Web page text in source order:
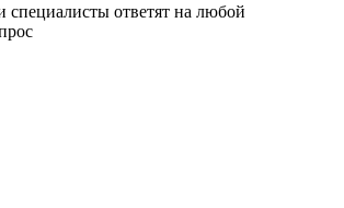
ответят на любой